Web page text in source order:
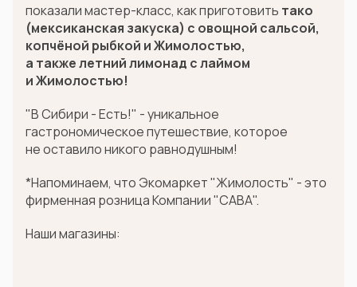
показали мастер-класс, как приготовить тако
(мексиканская закуска) с овощной сальсой,
копчёной рыбкой и Жимолостью,
а такжелетний лимонад с лаймом
и Жимолостью!
"В Сибири - Есть!" - уникальное
гастрономическое путешествие, которое
не оставило никого равнодушным!
*Напоминаем, что Экомаркет "Жимолость" - это
фирменная розница Компании "САВА".
Наши магазины: